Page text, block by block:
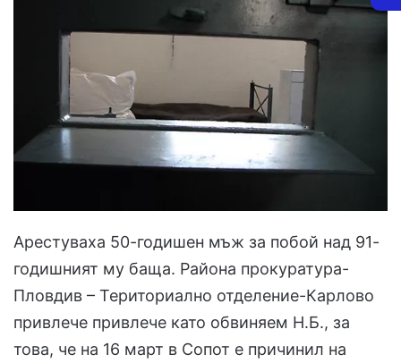
Арестуваха 50-годишен мъж за побой над 91-
годишният му баща. Района прокуратура-
Пловдив – Териториално отделение-Карлово
привлече привлече като обвиняем Н.Б., за
това, че на 16 март в Сопот е причинил на